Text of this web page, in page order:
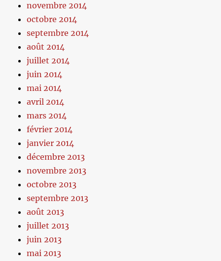
novembre 2014
octobre 2014
septembre 2014
août 2014
juillet 2014
juin 2014
mai 2014
avril 2014
mars 2014
février 2014
janvier 2014
décembre 2013
novembre 2013
octobre 2013
septembre 2013
août 2013
juillet 2013
juin 2013
mai 2013